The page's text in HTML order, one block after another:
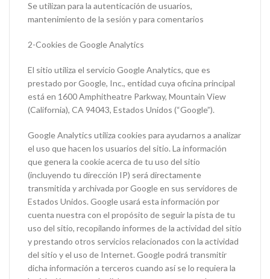
Se utilizan para la autenticación de usuarios,
mantenimiento de la sesión y para comentarios
2-Cookies de Google Analytics
El sitio utiliza el servicio Google Analytics, que es
prestado por Google, Inc., entidad cuya oficina principal
está en 1600 Amphitheatre Parkway, Mountain View
(California), CA 94043, Estados Unidos (“Google”).
Google Analytics utiliza cookies para ayudarnos a analizar
el uso que hacen los usuarios del sitio. La información
que genera la cookie acerca de tu uso del sitio
(incluyendo tu dirección IP) será directamente
transmitida y archivada por Google en sus servidores de
Estados Unidos. Google usará esta información por
cuenta nuestra con el propósito de seguir la pista de tu
uso del sitio, recopilando informes de la actividad del sitio
y prestando otros servicios relacionados con la actividad
del sitio y el uso de Internet. Google podrá transmitir
dicha información a terceros cuando así se lo requiera la